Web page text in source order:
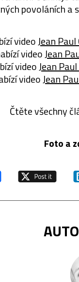
povoláních a
videoJean
videoJean
videoJean
videoJean
Čtěte všechny
Foto a